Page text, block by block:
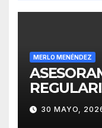
MERLO MENÉNDEZ
30 MAYO,